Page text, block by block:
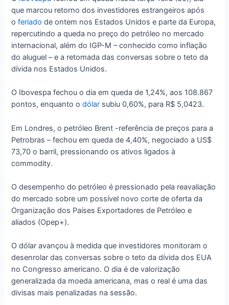
que marcou retorno dos investidores estrangeiros após
oferiado de ontem nos Estados Unidos e parte da Europa,
repercutindo a queda no preço do petróleo no mercado
internacional, além do IGP-M – conhecido como inflação
do aluguel – e a retomada das conversas sobre o teto da
dívida nos Estados Unidos.
O Ibovespa fechou o dia em queda de 1,24%, aos 108.867
pontos, enquanto odólar subiu 0,60%, para R$ 5,0423.
Em Londres, o petróleo Brent -referência de preços para a
Petrobras – fechou em queda de 4,40%, negociado a US$
73,70 o barril, pressionando os ativos ligados à
commodity.
O desempenho do petróleo é pressionado pela reavaliação
do mercado sobre um possível novo corte de oferta da
Organização dos Países Exportadores de Petróleo e
aliados (Opep+).
O dólar avançou à medida que investidores monitoram o
desenrolar das conversas sobre o teto da dívida dos EUA
no Congresso americano. O dia é de valorização
generalizada da moeda americana, mas o real é uma das
divisas mais penalizadas na sessão.